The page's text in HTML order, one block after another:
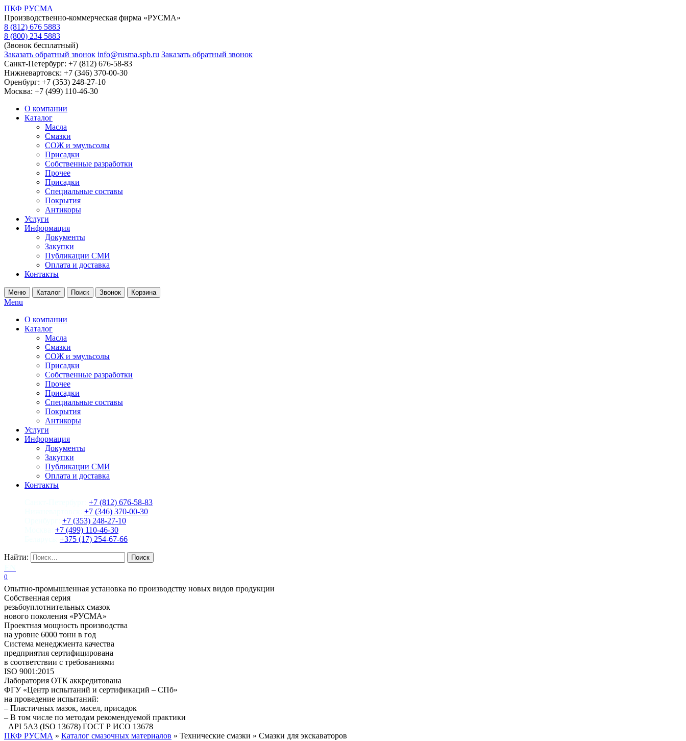
ПКФ РУСМА
Производственно-коммерческая фирма «РУСМА»
8 (812) 676 5883
8 (800) 234 5883
(Звонок бесплатный)
Заказать обратный звонок info@rusma.spb.ru Заказать обратный звонок
Санкт-Петербург: +7 (812) 676-58-83
Нижневартовск: +7 (346) 370-00-30
Оренбург: +7 (353) 248-27-10
Москва: +7 (499) 110-46-30
О компании
Каталог
Масла
Смазки
СОЖ и эмульсолы
Присадки
Собственные разработки
Прочее
Присадки
Специальные составы
Покрытия
Антикоры
Услуги
Информация
Документы
Закупки
Публикации СМИ
Оплата и доставка
Контакты
Меню Каталог Поиск Звонок Корзина
Menu
О компании
Каталог
Масла
Смазки
СОЖ и эмульсолы
Присадки
Собственные разработки
Прочее
Присадки
Специальные составы
Покрытия
Антикоры
Услуги
Информация
Документы
Закупки
Публикации СМИ
Оплата и доставка
Контакты
+7 (812) 676-58-83
+7 (346) 370-00-30
+7 (353) 248-27-10
+7 (499) 110-46-30
+375 (17) 254-67-66
Найти:
0
Опытно-промышленная установка по производству новых видов продукции
Собственная серия
резьбоуплотнительных смазок
нового поколения «РУСМА»
Проектная мощность производства
на уровне 6000 тонн в год
Система менеджмента качества
предприятия сертифицирована
в соответствии с требованиями
ISO 9001:2015
Лаборатория ОТК аккредитована
ФГУ «Центр испытаний и сертификаций – СПб»
на проведение испытаний:
– Пластичных мазок, масел, присадок
– В том числе по методам рекомендуемой практики
API 5A3 (ISO 13678) ГОСТ Р ИСО 13678
ПКФ РУСМА » Каталог смазочных материалов » Технические смазки » Смазки для экскаваторов